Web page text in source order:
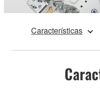
Características